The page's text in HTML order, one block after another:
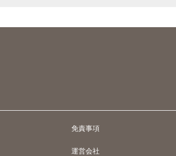
免責事項
運営会社